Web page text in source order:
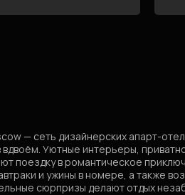
— сеть дизайнерских апарт-
Уютные интерьеры,
поездку в романтическое
и ужины в номере, а также
сюрпризы делают отдых